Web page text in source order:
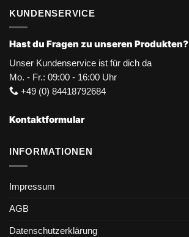
KUNDENSERVICE
Hast du Fragen zu unseren Produkten?
Unser Kundenservice ist für dich da
Mo. - Fr.: 09:00 - 16:00 Uhr
+49 (0) 84418792684
Kontaktformular
INFORMATIONEN
Impressum
AGB
Datenschutzerklärung